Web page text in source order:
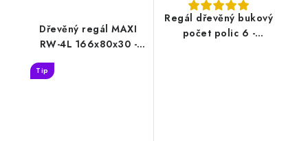
Dřevěný regál MAXI
RW-4L 166x80x30 -
Tip
Regál dřevěný bukový
počet polic 6 -